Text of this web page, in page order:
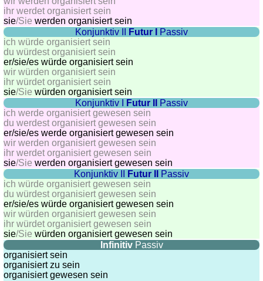
Quiz
animaux
les
différences
ihr werdet organisiert sein
sie/Sie werden organisiert sein
Konjunktiv II
Futur I
Passiv
ich würde organisiert sein
du würdest organisiert sein
er/sie/es würde organisiert sein
wir würden organisiert sein
ihr würdet organisiert sein
sie/Sie würden organisiert sein
Konjunktiv I
Futur II
Passiv
ich werde organisiert gewesen sein
du werdest organisiert gewesen sein
er/sie/es werde organisiert gewesen sein
wir werden organisiert gewesen sein
ihr werdet organisiert gewesen sein
sie/Sie werden organisiert gewesen sein
Konjunktiv II
Futur II
Passiv
ich würde organisiert gewesen sein
du würdest organisiert gewesen sein
er/sie/es würde organisiert gewesen sein
wir würden organisiert gewesen sein
ihr würdet organisiert gewesen sein
sie/Sie würden organisiert gewesen sein
InfinitivPassiv
organisiert sein
organisiert zu sein
organisiert gewesen sein